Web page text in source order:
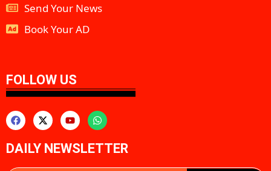
Send Your News
Book Your AD
FOLLOW US
DAILY NEWSLETTER